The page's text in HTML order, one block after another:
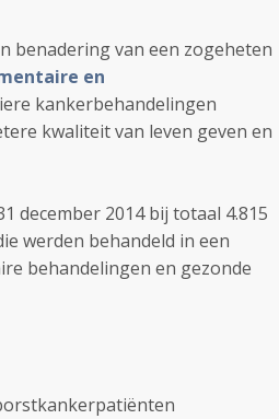
benadering van een zogeheten
en
kankerbehandelingen
kwaliteit van leven geven en
december 2014 bij totaal 4.815
werden behandeld in een
behandelingen en gezonde